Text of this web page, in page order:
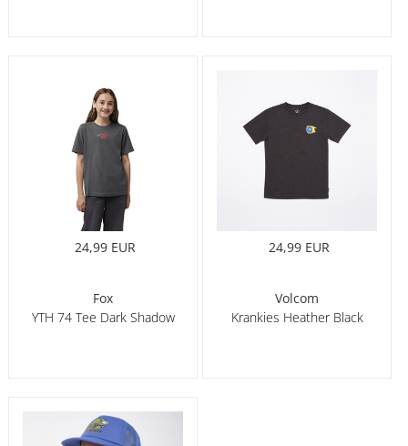
24,99 EUR
Fox
YTH 74 Tee Dark Shadow
24,99 EUR
Volcom
Krankies Heather Black